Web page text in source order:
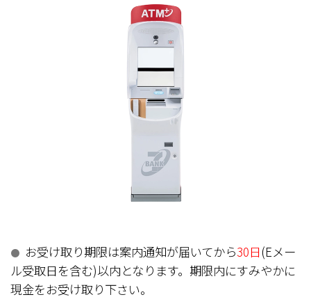
● お受け取り期限は案内通知が届いてから30日(Eメー
ル受取日を含む)以内となります。期限内にすみやかに
現金をお受け取り下さい。